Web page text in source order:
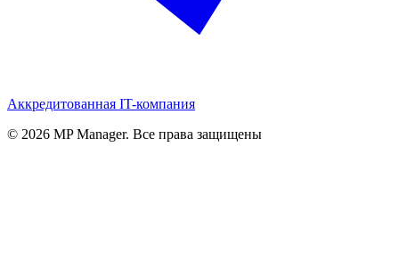
Аккредитованная IT-компания
© 2026 MP Manager. Все права защищены